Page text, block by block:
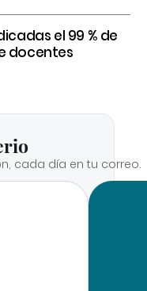
el 99 % de
docentes
cada día en tu correo.